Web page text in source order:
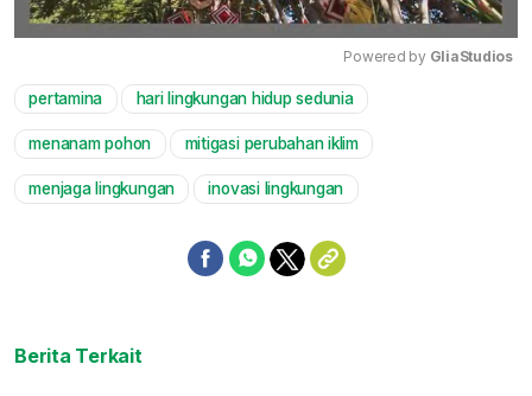
Powered by GliaStudios
pertamina hari lingkungan hidup sedunia
menanam pohon mitigasi perubahan iklim
menjaga lingkungan inovasi lingkungan
Berita Terkait